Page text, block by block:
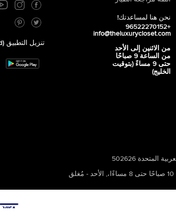
نحن هنا لمساعدتك!
+96522270152
info@theluxurycloset.com
من الاثنين إلى الأحد
من الساعة 9 صباحًا
حتى 9 مساءً (بتوقيت
الخليج)
تنزيل التطبيق (iOS ، Android)
, الأحد - مُغلق